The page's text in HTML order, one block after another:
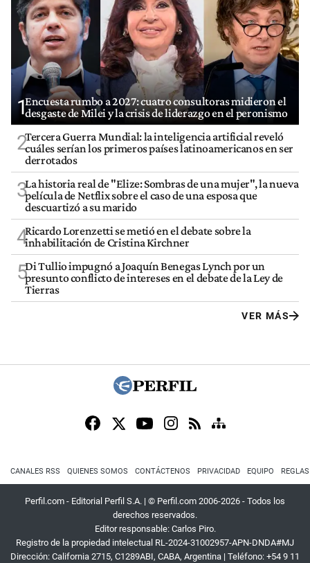
1Encuesta rumbo a 2027: cuatro consultoras midieron el
desgaste de Milei y la crisis de liderazgo en el peronismo
2Tercera Guerra Mundial: la inteligencia artificial reveló
cuáles serían los primeros países latinoamericanos en ser
derrotados
3La historia real de "Elize: Sombras de una mujer", la nueva
película de Netflix sobre el caso de una esposa que
descuartizó a su marido
4Ricardo Lorenzetti se metió en el debate sobre la
inhabilitación de Cristina Kirchner
5Di Tullio impugnó a Joaquín Benegas Lynch por un
presunto conflicto de intereses en el debate de la Ley de
Tierras
VER MÁS
CANALES RSS QUIENES SOMOS CONTÁCTENOS PRIVACIDAD EQUIPO
Perfil.com - Editorial Perfil S.A. | © Perfil.com 2006-2026 - Todos los
derechos reservados.
Editor responsable: Carlos Piro.
Registro de la propiedad intelectual RL-2024-31002957-APN-DNDA#MJ
Dirección: California 2715, C1289ABI, CABA, Argentina | Teléfono: +54 9 11